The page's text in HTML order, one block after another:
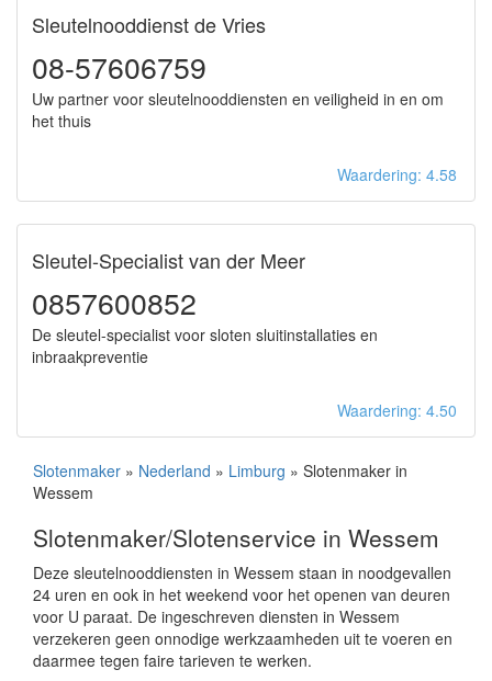
Sleutelnooddienst de Vries
08-57606759
Uw partner voor sleutelnooddiensten en veiligheid in en om
het thuis
Waardering: 4.58
Sleutel-Specialist van der Meer
0857600852
De sleutel-specialist voor sloten sluitinstallaties en
inbraakpreventie
Waardering: 4.50
Slotenmaker » Nederland » Limburg » Slotenmaker in
Wessem
Slotenmaker/Slotenservice in Wessem
Deze sleutelnooddiensten in Wessem staan in noodgevallen
24 uren en ook in het weekend voor het openen van deuren
voor U paraat. De ingeschreven diensten in Wessem
verzekeren geen onnodige werkzaamheden uit te voeren en
daarmee tegen faire tarieven te werken.